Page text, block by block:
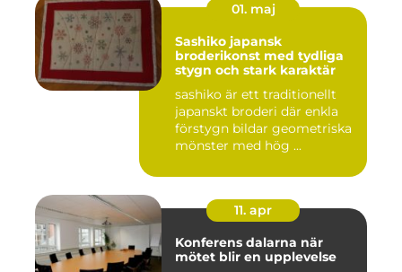
01. maj
Sashiko japansk
broderikonst med tydliga
stygn och stark karaktär
sashiko är ett traditionellt
japanskt broderi där enkla
förstygn bildar geometriska
mönster med hög ...
11. apr
Konferens dalarna när
mötet blir en upplevelse